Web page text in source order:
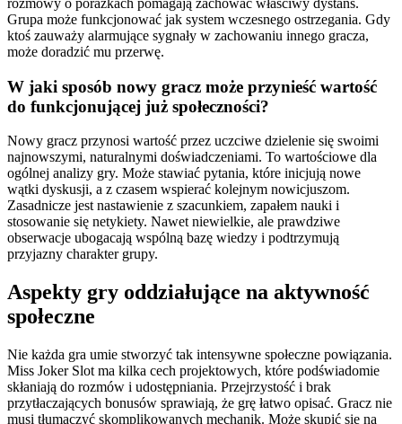
rozmowy o porażkach pomagają zachować właściwy dystans.
Grupa może funkcjonować jak system wczesnego ostrzegania. Gdy
ktoś zauważy alarmujące sygnały w zachowaniu innego gracza,
może doradzić mu przerwę.
W jaki sposób nowy gracz może przynieść wartość
do funkcjonującej już społeczności?
Nowy gracz przynosi wartość przez uczciwe dzielenie się swoimi
najnowszymi, naturalnymi doświadczeniami. To wartościowe dla
ogólnej analizy gry. Może stawiać pytania, które inicjują nowe
wątki dyskusji, a z czasem wspierać kolejnym nowicjuszom.
Zasadnicze jest nastawienie z szacunkiem, zapałem nauki i
stosowanie się netykiety. Nawet niewielkie, ale prawdziwe
obserwacje ubogacają wspólną bazę wiedzy i podtrzymują
przyjazny charakter grupy.
Aspekty gry oddziałujące na aktywność
społeczne
Nie każda gra umie stworzyć tak intensywne społeczne powiązania.
Miss Joker Slot ma kilka cech projektowych, które podświadomie
skłaniają do rozmów i udostępniania. Przejrzystość i brak
przytłaczających bonusów sprawiają, że grę łatwo opisać. Gracz nie
musi tłumaczyć skomplikowanych mechanik. Może skupić się na